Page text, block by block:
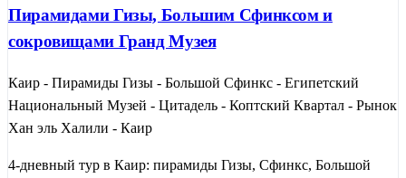
Пирамидами Гизы, Большим Сфинксом и
сокровищами Гранд Музея
Каир - Пирамиды Гизы - Большой Сфинкс - Египетский
Национальный Музей - Цитадель - Коптский Квартал - Рынок
Хан эль Халили - Каир
4-дневный тур в Каир: пирамиды Гизы, Сфинкс, Большой